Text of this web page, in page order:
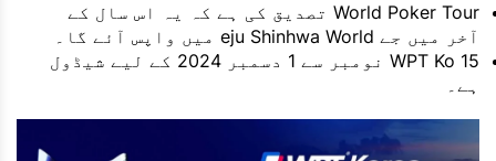
World Poker Tour تصدیق کی ہے کہ یہ اس سال کے
آخر میں جے eju Shinhwa World میں واپس آئے گا۔
WPT Ko 15 نومبر سے 1 دسمبر 2024 کے لیے شیڈول
ہے۔